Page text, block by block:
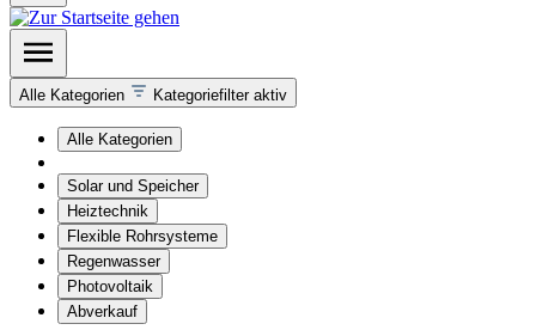
Alle Kategorien Kategoriefilter aktiv
Alle Kategorien
Solar und Speicher
Heiztechnik
Flexible Rohrsysteme
Regenwasser
Photovoltaik
Abverkauf